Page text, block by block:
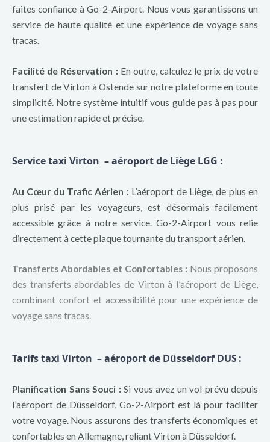
faites confiance à Go-2-Airport. Nous vous garantissons un
service de haute qualité et une expérience de voyage sans
tracas.
Facilité de Réservation : En outre, calculez le prix de votre
transfert de Virton à Ostende sur notre plateforme en toute
simplicité. Notre système intuitif vous guide pas à pas pour
une estimation rapide et précise.
Service taxi Virton – aéroport de Liège LGG :
Au Cœur du Trafic Aérien : L’aéroport de Liège, de plus en
plus prisé par les voyageurs, est désormais facilement
accessible grâce à notre service. Go-2-Airport vous relie
directement à cette plaque tournante du transport aérien.
Transferts Abordables et Confortables : Nous proposons
des transferts abordables de Virton à l’aéroport de Liège,
combinant confort et accessibilité pour une expérience de
voyage sans tracas.
Tarifs taxi Virton – aéroport de Düsseldorf DUS:
Planification Sans Souci : Si vous avez un vol prévu depuis
l’aéroport de Düsseldorf, Go-2-Airport est là pour faciliter
votre voyage. Nous assurons des transferts économiques et
confortables en Allemagne, reliant Virton à Düsseldorf.